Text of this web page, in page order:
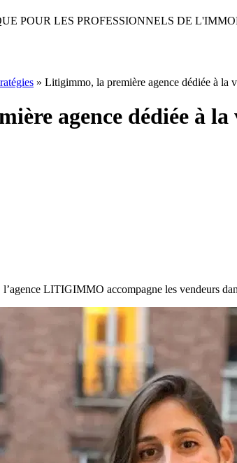
POUR LES PROFESSIONNELS DE
» Litigimmo, la première agence dédiée à la
agence dédiée à
LITIGIMMO accompagne les vendeurs